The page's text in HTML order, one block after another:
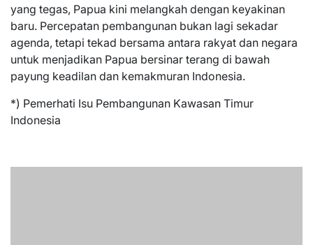
yang tegas, Papua kini melangkah dengan keyakinan
baru. Percepatan pembangunan bukan lagi sekadar
agenda, tetapi tekad bersama antara rakyat dan negara
untuk menjadikan Papua bersinar terang di bawah
payung keadilan dan kemakmuran Indonesia.
*) Pemerhati Isu Pembangunan Kawasan Timur
Indonesia